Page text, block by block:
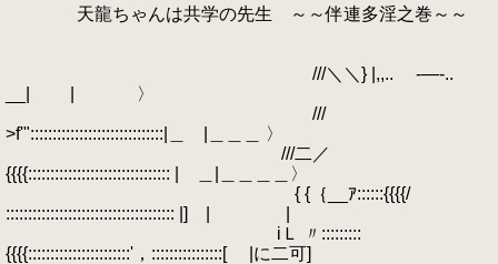
天龍ちゃんは共学の先生 ～～伴連多淫之巻～～
///＼＼} |,,.. -―-..
__| | 〉
///
>f'"::::::::::::::::::::::::::::::|＿ |＿＿＿ 〉
///二／
{{{{:::::::::::::::::::::::::::::::: | ＿|＿＿＿＿〉
{ {｛__ｱ::::::{{{{/
:::::::::::::::::::::::::::::::::::::: |] | |
iＬ 〃:::::::::
{{{{:::::::::::::::::::::::'，::::::::::::::::[ |に二可]